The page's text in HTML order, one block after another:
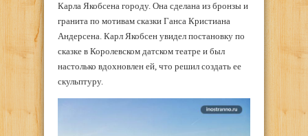
Карла Якобсена городу. Она сделана из бронзы и
гранита по мотивам сказки Ганса Кристиана
Андерсена. Карл Якобсен увидел постановку по
сказке в Королевском датском театре и был
настолько вдохновлен ей, что решил создать ее
скульптуру.